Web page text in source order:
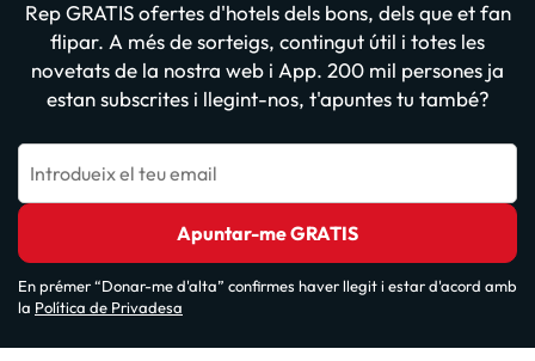
Rep GRATIS ofertes d'hotels dels bons, dels que et fan
flipar. A més de sorteigs, contingut útil i totes les
novetats de la nostra web i App. 200 mil persones ja
estan subscrites i llegint-nos, t'apuntes tu també?
Introdueix el teu email
Apuntar-me GRATIS
En prémer “Donar-me d'alta” confirmes haver llegit i estar d'acord amb
la Política de Privadesa